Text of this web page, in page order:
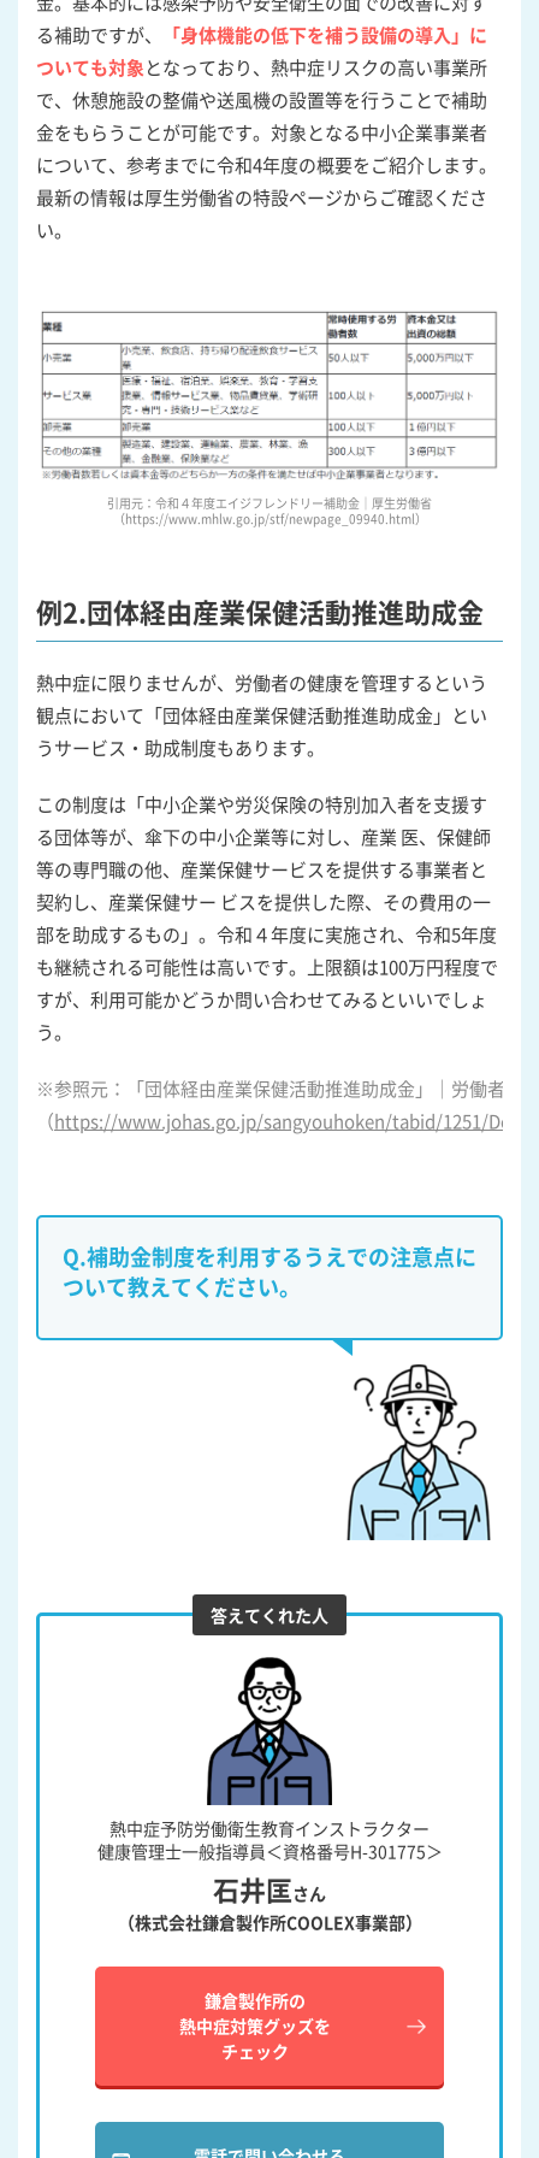
る補助ですが、
「身体機能の低下を補う設備の導入」に
ついても対象となっており、熱中症リスクの高い事業所
で、休憩施設の整備や送風機の設置等を行うことで補助
金をもらうことが可能です。対象となる中小企業事業者
について、参考までに令和4年度の概要をご紹介します。
最新の情報は厚生労働省の特設ページからご確認くださ
い。
引用元：令和４年度エイジフレンドリー補助金｜厚生労働省
（https://www.mhlw.go.jp/stf/newpage_09940.html）
例2.団体経由産業保健活動推進助成金
熱中症に限りませんが、労働者の健康を管理するという
観点において「団体経由産業保健活動推進助成金」とい
うサービス・助成制度もあります。
この制度は「中小企業や労災保険の特別加入者を支援す
る団体等が、傘下の中小企業等に対し、産業 医、保健師
等の専門職の他、産業保健サービスを提供する事業者と
契約し、産業保健サー ビスを提供した際、その費用の一
部を助成するもの」。令和４年度に実施され、令和5年度
も継続される可能性は高いです。上限額は100万円程度で
すが、利用可能かどうか問い合わせてみるといいでしょ
う。
※参照元：「団体経由産業保健活動推進助成金」｜労働者健
（https://www.johas.go.jp/sangyouhoken/tabid/1251/
Q.補助金制度を利用するうえでの注意点に
ついて教えてください。
答えてくれた人
熱中症予防労働衛生教育インストラクター
健康管理士一般指導員＜資格番号H-301775＞
石井匡さん
（株式会社鎌倉製作所COOLEX事業部）
鎌倉製作所の
熱中症対策グッズを
チェック